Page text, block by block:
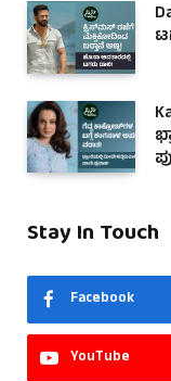
Stay In Touch
Facebook
YouTube